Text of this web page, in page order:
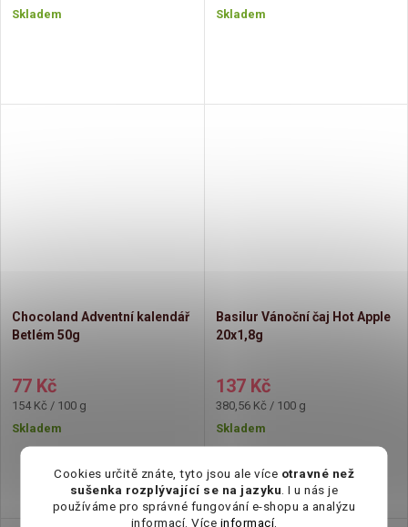
Cookies určitě znáte, tyto jsou ale více otravné než
sušenka rozplývající se na jazyku . I u nás je
používáme pro správné fungování e-shopu a analýzu
informací. Více informací.
cena:
Skladem
cena:
Skladem
Chocoland Adventní kalendář
Betlém 50g
77 Kč
Měrná
cena:
154 Kč / 100 g
Skladem
Basilur Vánoční čaj Hot Apple
20x1,8g
137 Kč
Měrná
cena:
380,56 Kč / 100 g
Skladem